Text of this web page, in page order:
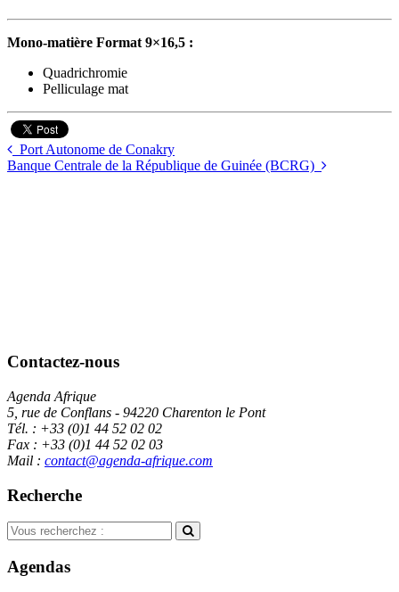
Mono-matière Format 9×16,5 :
Quadrichromie
Pelliculage mat
Port Autonome de Conakry
Banque Centrale de la République de Guinée (BCRG)
Contactez-nous
Agenda Afrique
5, rue de Conflans - 94220 Charenton le Pont
Tél. : +33 (0)1 44 52 02 02
Fax : +33 (0)1 44 52 02 03
Mail : contact@agenda-afrique.com
Recherche
Agendas